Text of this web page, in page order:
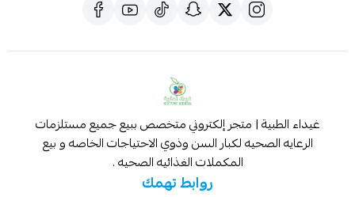
غيداء الطبية | متجر إلكتروني متخصص ببيع جميع مستلزمات
الرعايه الصحيه لكبار السن وذوي الاحتياجات الخاصه و بيع
المكملات الغذائيه الصحيه .
روابط تهمك